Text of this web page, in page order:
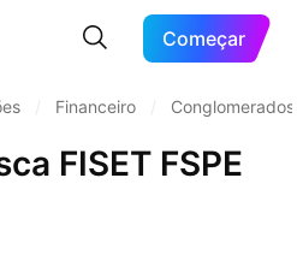
Começar
Financeiro
FISET FSPE